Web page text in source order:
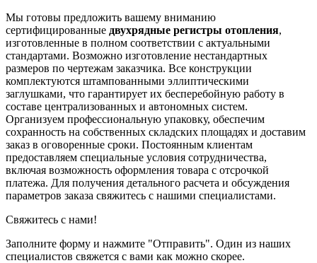
Мы готовы предложить вашему вниманию
сертифицированные двухрядные регистры отопления,
изготовленные в полном соответствии с актуальными
стандартами. Возможно изготовление нестандартных
размеров по чертежам заказчика. Все конструкции
комплектуются штампованными эллиптическими
заглушками, что гарантирует их бесперебойную работу в
составе централизованных и автономных систем.
Организуем профессиональную упаковку, обеспечим
сохранность на собственных складских площадях и доставим
заказ в оговоренные сроки. Постоянным клиентам
предоставляем специальные условия сотрудничества,
включая возможность оформления товара с отсрочкой
платежа. Для получения детального расчета и обсуждения
параметров заказа свяжитесь с нашими специалистами.
Свяжитесь с нами!
Заполните форму и нажмите "Отправить". Один из наших
специалистов свяжется с вами как можно скорее.